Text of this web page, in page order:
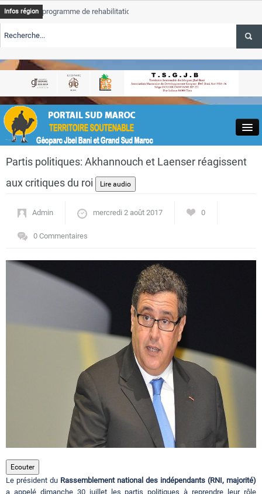
Close
Actualités
Circuits touristiques
Contact
Infos région
programme de rehabilitation post-inondations
progresse dans
Tourisme : l’ONMT renforce l’aerien a Dakhla et
ALERTE
service des oasis
Tourisme au Maroc : Transavia renforce les vols Paris-
depasse 75 %
Partis politiques: Akhannouch et Laenser réagissent
aux critiques du roi
Admin mercredi 2 août 2017 0
0 Commentaires
Ecouter
Le président du Rassemblement national des indépendants (RNI, majorité)
a appelé dimanche 30 juillet les partis politiques à reprendre leur rôle